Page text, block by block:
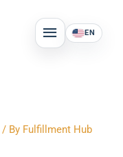
MAIN
MENU
EN
/ By Fulfillment Hub